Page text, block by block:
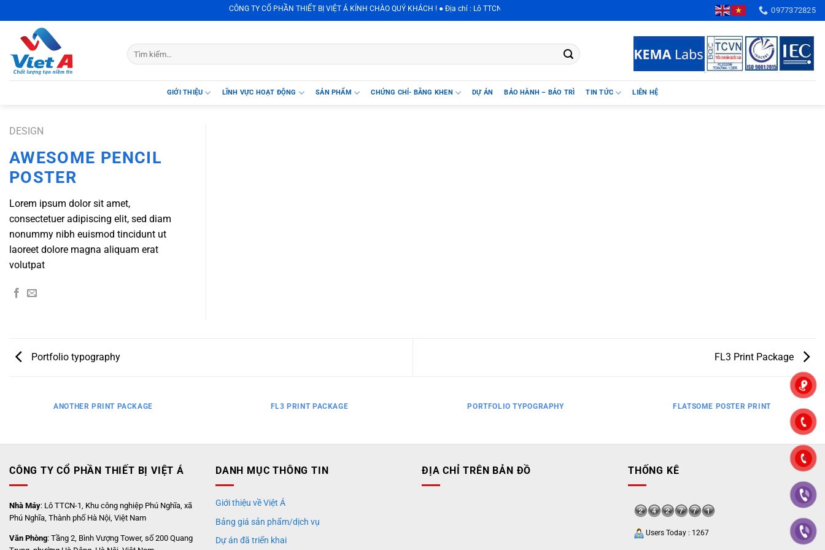
to
content
CÔNG TY CỔ PHẦN THIẾT BỊ VIỆT Á KÍNH CHÀO QUÝ KHÁCH ! ● Địa chỉ : Lô TTCN1-KCN Phú Nghĩa, Xã Phú Nghĩa, Huyện Chương Mỹ, TP. Hà Nội, Việt Nam 0977372825
GIỚI THIỆU LĨNH VỰC HOẠT ĐỘNG SẢN PHẨM CHỨNG CHỈ- BẰNG KHEN DỰ ÁN BẢO HÀNH – BẢO TRÌ TIN TỨC LIÊN HỆ
DESIGN
AWESOME PENCIL
POSTER
Lorem ipsum dolor sit amet,
consectetuer adipiscing elit, sed diam
nonummy nibh euismod tincidunt ut
laoreet dolore magna aliquam erat
volutpat
Portfolio typography FL3 Print Package
ANOTHER PRINT PACKAGE FL3 PRINT PACKAGE PORTFOLIO TYPOGRAPHY FLATSOME POSTER PRINT
CÔNG TY CỔ PHẦN THIẾT BỊ VIỆT Á
Nhà Máy: Lô TTCN-1, Khu công nghiệp Phú Nghĩa, xã
Phú Nghĩa, Thành phố Hà Nội, Việt Nam
Văn Phòng: Tầng 2, Bình Vượng Tower, số 200 Quang
DANH MỤC THÔNG TIN
Giới thiệu về Việt Á
Bảng giá sản phẩm/dịch vụ
Dự án đã triển khai
ĐỊA CHỈ TRÊN BẢN ĐỒ THỐNG KÊ
Users Today : 1267
">